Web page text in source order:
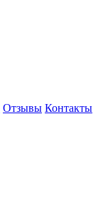
Отзывы Контакты